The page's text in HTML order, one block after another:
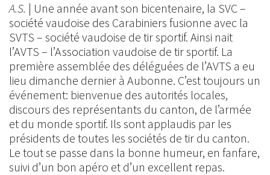
A.S. | Une année avant son bicentenaire, la SVC –
société vaudoise des Carabiniers fusionne avec la
SVTS – société vaudoise de tir sportif. Ainsi nait
l’AVTS – l’Association vaudoise de tir sportif. La
première assemblée des déléguées de l’AVTS a eu
lieu dimanche dernier à Aubonne. C’est toujours un
événement: bienvenue des autorités locales,
discours des représentants du canton, de l’armée
et du monde sportif. Ils sont applaudis par les
présidents de toutes les sociétés de tir du canton.
Le tout se passe dans la bonne humeur, en fanfare,
suivi d’un bon apéro et d’un excellent repas.